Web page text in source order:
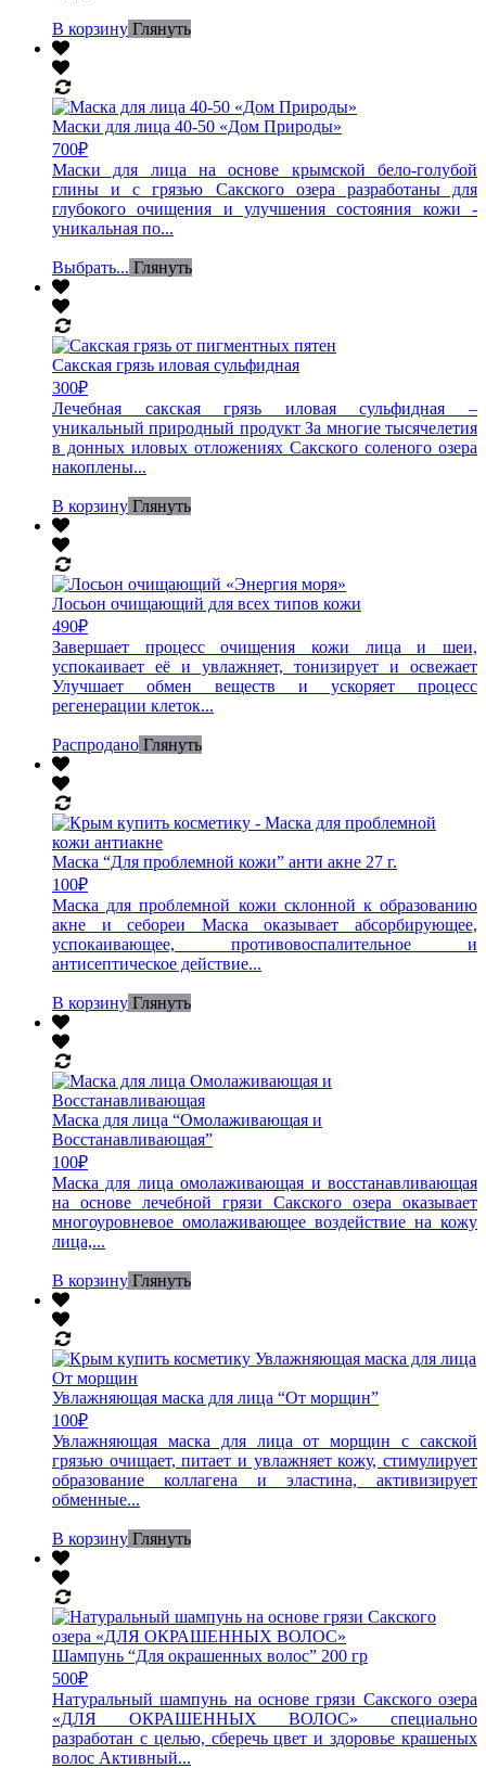
В корзину Глянуть
Маски для лица 40-50 «Дом Природы»
700₽
Маски для лица на основе крымской бело-голубой
глины и с грязью Сакского озера разработаны для
глубокого очищения и улучшения состояния кожи -
уникальная по...
Выбрать... Глянуть
Сакская грязь иловая сульфидная
300₽
Лечебная сакская грязь иловая сульфидная –
уникальный природный продукт За многие тысячелетия
в донных иловых отложениях Сакского соленого озера
накоплены...
В корзину Глянуть
Лосьон очищающий для всех типов кожи
490₽
Завершает процесс очищения кожи лица и шеи,
успокаивает её и увлажняет, тонизирует и освежает
Улучшает обмен веществ и ускоряет процесс
регенерации клеток...
Распродано Глянуть
Маска “Для проблемной кожи” анти акне 27 г.
100₽
Маска для проблемной кожи склонной к образованию
акне и себореи Маска оказывает абсорбирующее,
успокаивающее, противовоспалительное и
антисептическое действие...
В корзину Глянуть
Маска для лица “Омолаживающая и
Восстанавливающая”
100₽
Маска для лица омолаживающая и восстанавливающая
на основе лечебной грязи Сакского озера оказывает
многоуровневое омолаживающее воздействие на кожу
лица,...
В корзину Глянуть
Увлажняющая маска для лица “От морщин”
100₽
Увлажняющая маска для лица от морщин с сакской
грязью очищает, питает и увлажняет кожу, стимулирует
образование коллагена и эластина, активизирует
обменные...
В корзину Глянуть
Шампунь “Для окрашенных волос” 200 гр
500₽
Натуральный шампунь на основе грязи Сакского озера
«ДЛЯ ОКРАШЕННЫХ ВОЛОС» специально
разработан с целью, сберечь цвет и здоровье крашеных
волос Активный...